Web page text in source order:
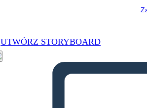
UTWÓRZ STORYBOARD